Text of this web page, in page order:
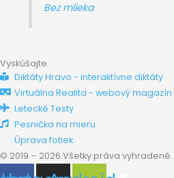
Bez mlieka
Vyskúšajte
Diktáty Hravo - interaktívne diktáty
Virtuálna Realita - webový magazín
Letecké Testy
Pesnička na mieru
Úprava fotiek
© 2019 – 2026.Všetky práva vyhradené.